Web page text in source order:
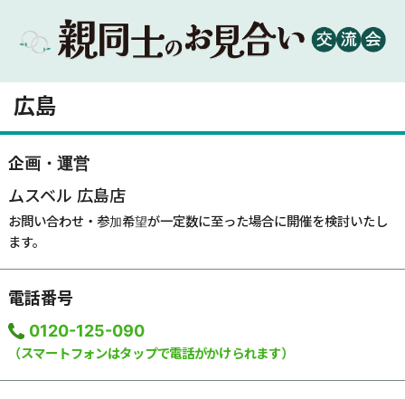
広島
企画・運営
ムスベル 広島店
お問い合わせ・参加希望が一定数に至った場合に開催を検討いたし
ます。
電話番号
0120-125-090
（スマートフォンはタップで電話がかけられます）